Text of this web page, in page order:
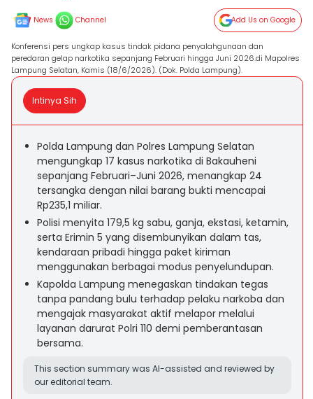
News Channel Add Us on Google
Konferensi pers ungkap kasus tindak pidana penyalahgunaan dan
peredaran gelap narkotika sepanjang Februari hingga Juni 2026.di Mapolres
Lampung Selatan, Kamis (18/6/2026). (Dok. Polda Lampung).
Intinya Sih
Polda Lampung dan Polres Lampung Selatan
mengungkap 17 kasus narkotika di Bakauheni
sepanjang Februari–Juni 2026, menangkap 24
tersangka dengan nilai barang bukti mencapai
Rp235,1 miliar.
Polisi menyita 179,5 kg sabu, ganja, ekstasi, ketamin,
serta Erimin 5 yang disembunyikan dalam tas,
kendaraan pribadi hingga paket kiriman
menggunakan berbagai modus penyelundupan.
Kapolda Lampung menegaskan tindakan tegas
tanpa pandang bulu terhadap pelaku narkoba dan
mengajak masyarakat aktif melapor melalui
layanan darurat Polri 110 demi pemberantasan
bersama.
This section summary was AI-assisted and reviewed by
our editorial team.